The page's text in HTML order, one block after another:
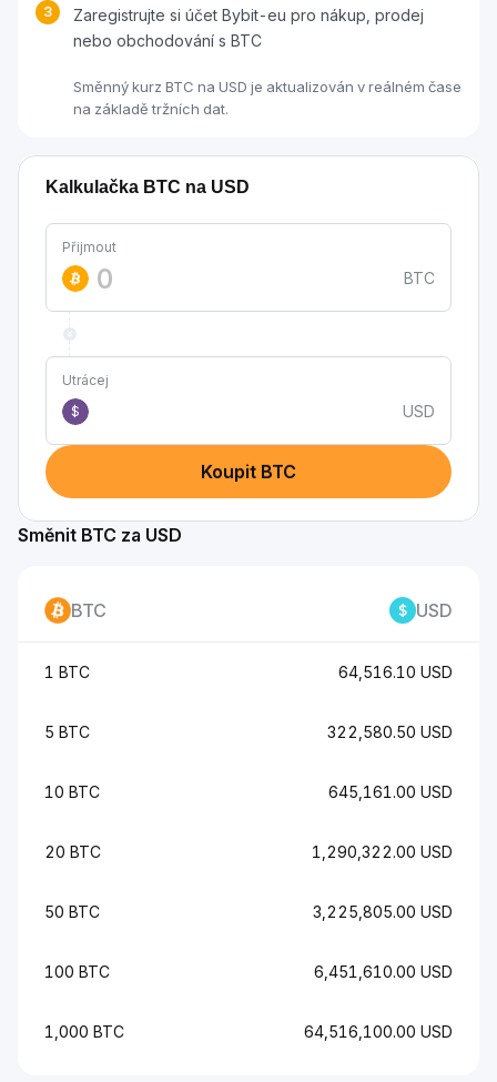
3
Zaregistrujte si účet Bybit-eu pro nákup, prodej
nebo obchodování s BTC
Směnný kurz BTC na USD je aktualizován v reálném čase
na základě tržních dat.
Kalkulačka BTC na USD
Přijmout
BTC
Utrácej
$
USD
Koupit BTC
Směnit BTC za USD
BTC USD
1 BTC 64,516.10 USD
5 BTC 322,580.50 USD
10 BTC 645,161.00 USD
20 BTC 1,290,322.00 USD
50 BTC 3,225,805.00 USD
100 BTC 6,451,610.00 USD
1,000 BTC 64,516,100.00 USD